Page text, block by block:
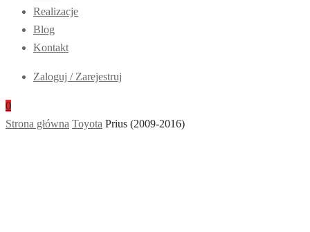
Realizacje
Blog
Kontakt
Zaloguj / Zarejestruj
0
Strona główna Toyota Prius (2009-2016)